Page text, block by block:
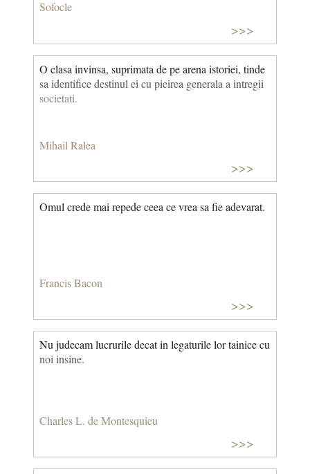
Sofocle
>>>
O clasa invinsa, suprimata de pe arena istoriei, tinde
sa identifice destinul ei cu pieirea generala a intregii
societati.
Mihail Ralea
>>>
Omul crede mai repede ceea ce vrea sa fie adevarat.
Francis Bacon
>>>
Nu judecam lucrurile decat in legaturile lor tainice cu
noi insine.
Charles L. de Montesquieu
>>>